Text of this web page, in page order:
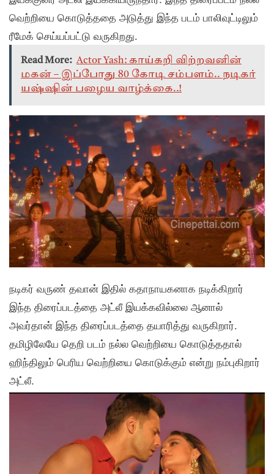
வெற்றியை கொடுத்ததை அடுத்து இந்த படம் பாலிவுட்டிலும்
ரீமேக் செய்யப்பட்டு வருகிறது.
Read More: Actor Yash: காய்கறி விற்றவனின்
மகன் – இப்போது 80 கோடி சம்பளம்.. நடிகர்
யஷ்ஷின் பழைய வாழ்க்கை..!
நடிகர் வருண் தவான் இதில் கதாநாயகனாக நடிக்கிறார்
இந்த திரைப்படத்தை அட்லீ இயக்கவில்லை ஆனால்
அவர்தான் இந்த திரைப்படத்தை தயாரித்து வருகிறார்.
தமிழிலேயே தெறி படம் நல்ல வெற்றியை கொடுத்ததால்
ஹிந்திலும் பெரிய வெற்றியை கொடுக்கும் என்று நம்புகிறார்
அட்லீ.